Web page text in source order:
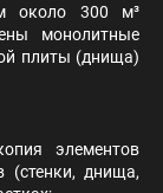
около 300 м³
монолитные
плиты (днища)
элементов
(стенки, днища,